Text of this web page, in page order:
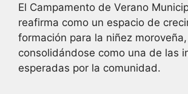
El Campamento de Verano
reafirma como un espacio de
formación para la niñez moroveña,
consolidándose como una de las
esperadas por la comunidad.